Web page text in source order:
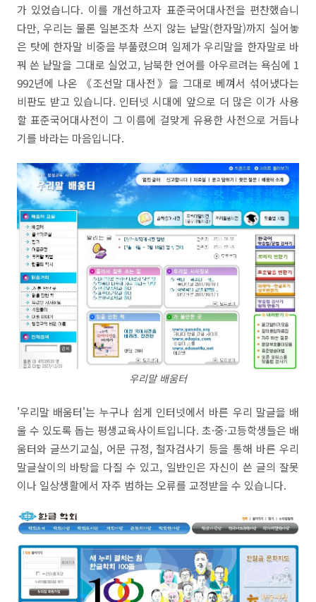
가 있었습니다. 이를 개선하고자 표준국어대사전을 편찬했습니
다만, 우리는 물론 일본조차 쓰지 않는 낱말(한자말)까지 실어놓
은 탓에 한자말 비중을 부풀렸으며 일제가 우리말을 한자말로 바
꿔 쓴 낱말을 그대로 실었고, 남북한 언어를 아우르려는 욕심에 1
992년에 나온 《조선말 대사전》을 그대로 베껴서 섞어냈다는
비판도 받고 있습니다. 인터넷 시대에 앞으로 더 많은 이가 사용
할 표준국어대사전이 그 이름에 걸맞게 유용한 사전으로 거듭나
기를 바라는 마음입니다.
우리말 배움터
'우리말 배움터'는 누구나 쉽게 인터넷에서 바른 우리 말글을 배
울 수 있도록 돕는 평생교육사이트입니다. 초·중·고등학생들은 배
움터와 글쓰기교실, 어문 규정, 철자검사기 등을 통해 바른 우리
말글살이의 바탕을 다질 수 있고, 일반인은 자신이 쓴 글의 잘못
이나 일상생활에서 자주 범하는 오류를 교정받을 수 있습니다.